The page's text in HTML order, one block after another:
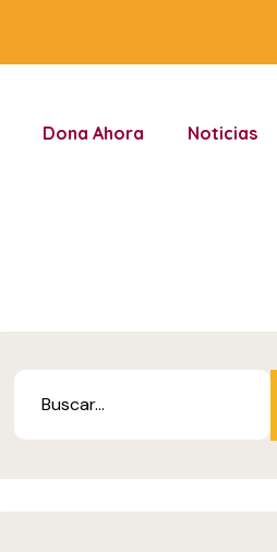
Dona Ahora Noticias